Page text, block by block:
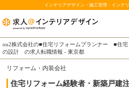
インテリアデザイン・施工管理・インテ
ou2株式会社の■住宅リフォームプランナー ■住
の設計 の求人転職情報 - 東京都
リフォーム・内装会社
住宅リフォーム経験者・新築戸建